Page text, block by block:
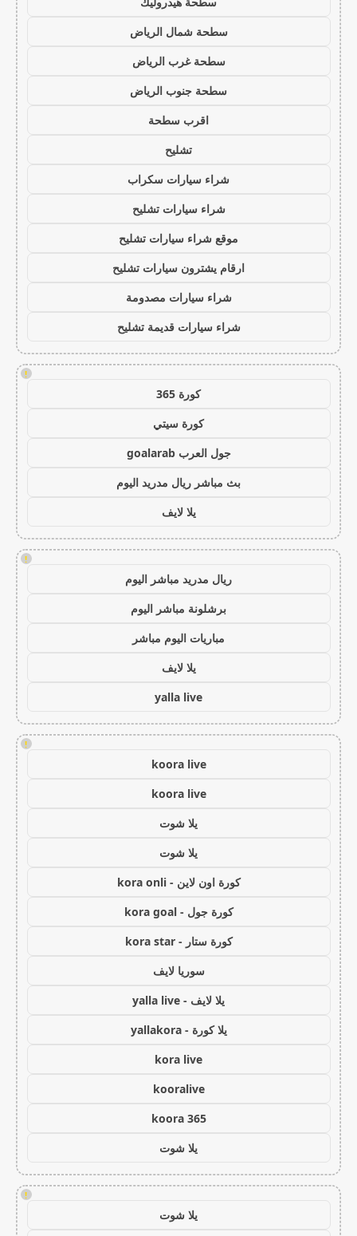
سطحة شمال الرياض
سطحة غرب الرياض
سطحة جنوب الرياض
اقرب سطحة
تشليح
شراء سيارات سكراب
شراء سيارات تشليح
موقع شراء سيارات تشليح
ارقام يشترون سيارات تشليح
شراء سيارات مصدومة
شراء سيارات قديمة تشليح
!
كورة 365
كورة سيتي
جول العرب goalarab
بث مباشر ريال مدريد اليوم
يلا لايف
!
ريال مدريد مباشر اليوم
برشلونة مباشر اليوم
مباريات اليوم مباشر
يلا لايف
yalla live
!
koora live
koora live
يلا شوت
يلا شوت
كورة اون لاين - kora onli
كورة جول - kora goal
كورة ستار - kora star
سوريا لايف
يلا لايف - yalla live
يلا كورة - yallakora
kora live
kooralive
koora 365
يلا شوت
!
يلا شوت